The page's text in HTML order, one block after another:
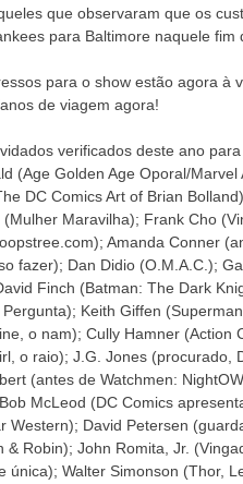
que observaram que os
para Baltimore naquele fim
para o show estão agora à
de viagem agora!
verificados deste ano
(Age Golden Age Oporal/
DC Comics Art of Brian
(Mulher Maravilha); Frank Cho
Amanda Conner
fazer); Dan Didio (O.M.A.C.);
Finch (Batman: The Dark
Keith Giffen
o nam); Cully Hamner (Action
o raio); J.G. Jones (procurado,
(antes de Watchmen:
McLeod (DC Comics
Western); David Petersen
& Robin); John Romita, Jr.
única); Walter Simonson (Thor,